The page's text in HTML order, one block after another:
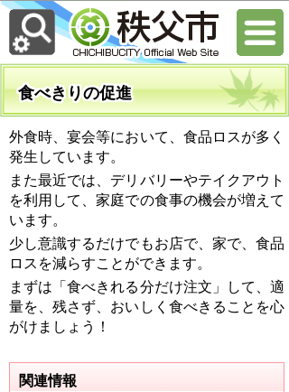
食べきりの促進
外食時、宴会等において、食品ロスが多く
発生しています。
また最近では、デリバリーやテイクアウト
を利用して、家庭での食事の機会が増えて
います。
少し意識するだけでもお店で、家で、食品
ロスを減らすことができます。
まずは「食べきれる分だけ注文」して、適
量を、残さず、おいしく食べきることを心
がけましょう！
関連情報